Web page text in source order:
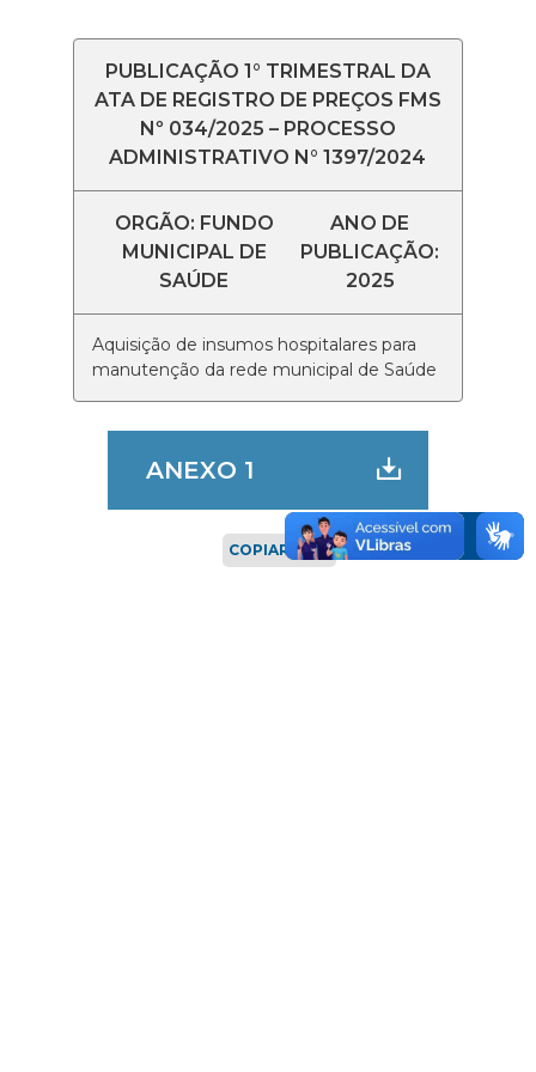
PUBLICAÇÃO 1° TRIMESTRAL DA
ATA DE REGISTRO DE PREÇOS FMS
Nº 034/2025 – PROCESSO
ADMINISTRATIVO N° 1397/2024
ORGÃO: FUNDO
MUNICIPAL DE
SAÚDE
ANO DE
PUBLICAÇÃO:
2025
Aquisição de insumos hospitalares para
manutenção da rede municipal de Saúde
ANEXO 1
COPIAR LINK